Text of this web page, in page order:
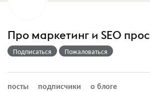
Про маркетинг и SEO
Подписаться Пожаловаться
посты подписчики о блоге